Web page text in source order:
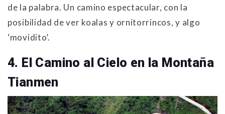
de la palabra. Un camino espectacular, con la
posibilidad de ver koalas y ornitorrincos, y algo
‘movidito’.
4. El Camino al Cielo en la Montaña
Tianmen